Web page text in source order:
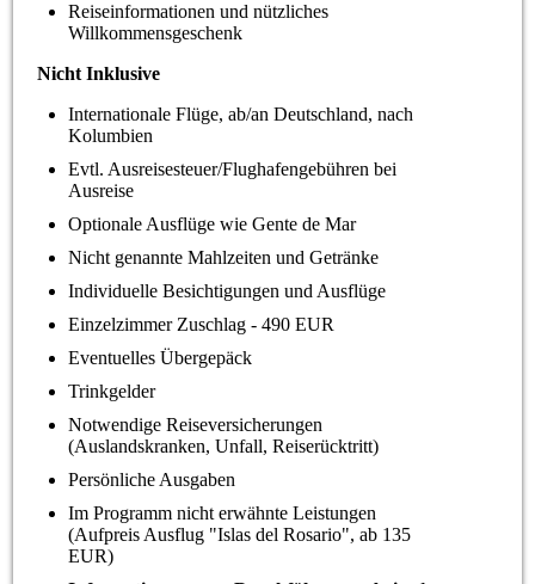
Reiseinformationen und nützliches
Willkommensgeschenk
Nicht Inklusive
Internationale Flüge, ab/an Deutschland, nach
Kolumbien
Evtl. Ausreisesteuer/Flughafengebühren bei
Ausreise
Optionale Ausflüge wie Gente de Mar
Nicht genannte Mahlzeiten und Getränke
Individuelle Besichtigungen und Ausflüge
Einzelzimmer Zuschlag - 490 EUR
Eventuelles Übergepäck
Trinkgelder
Notwendige Reiseversicherungen
(Auslandskranken, Unfall, Reiserücktritt)
Persönliche Ausgaben
Im Programm nicht erwähnte Leistungen
(Aufpreis Ausflug "Islas del Rosario", ab 135
EUR)